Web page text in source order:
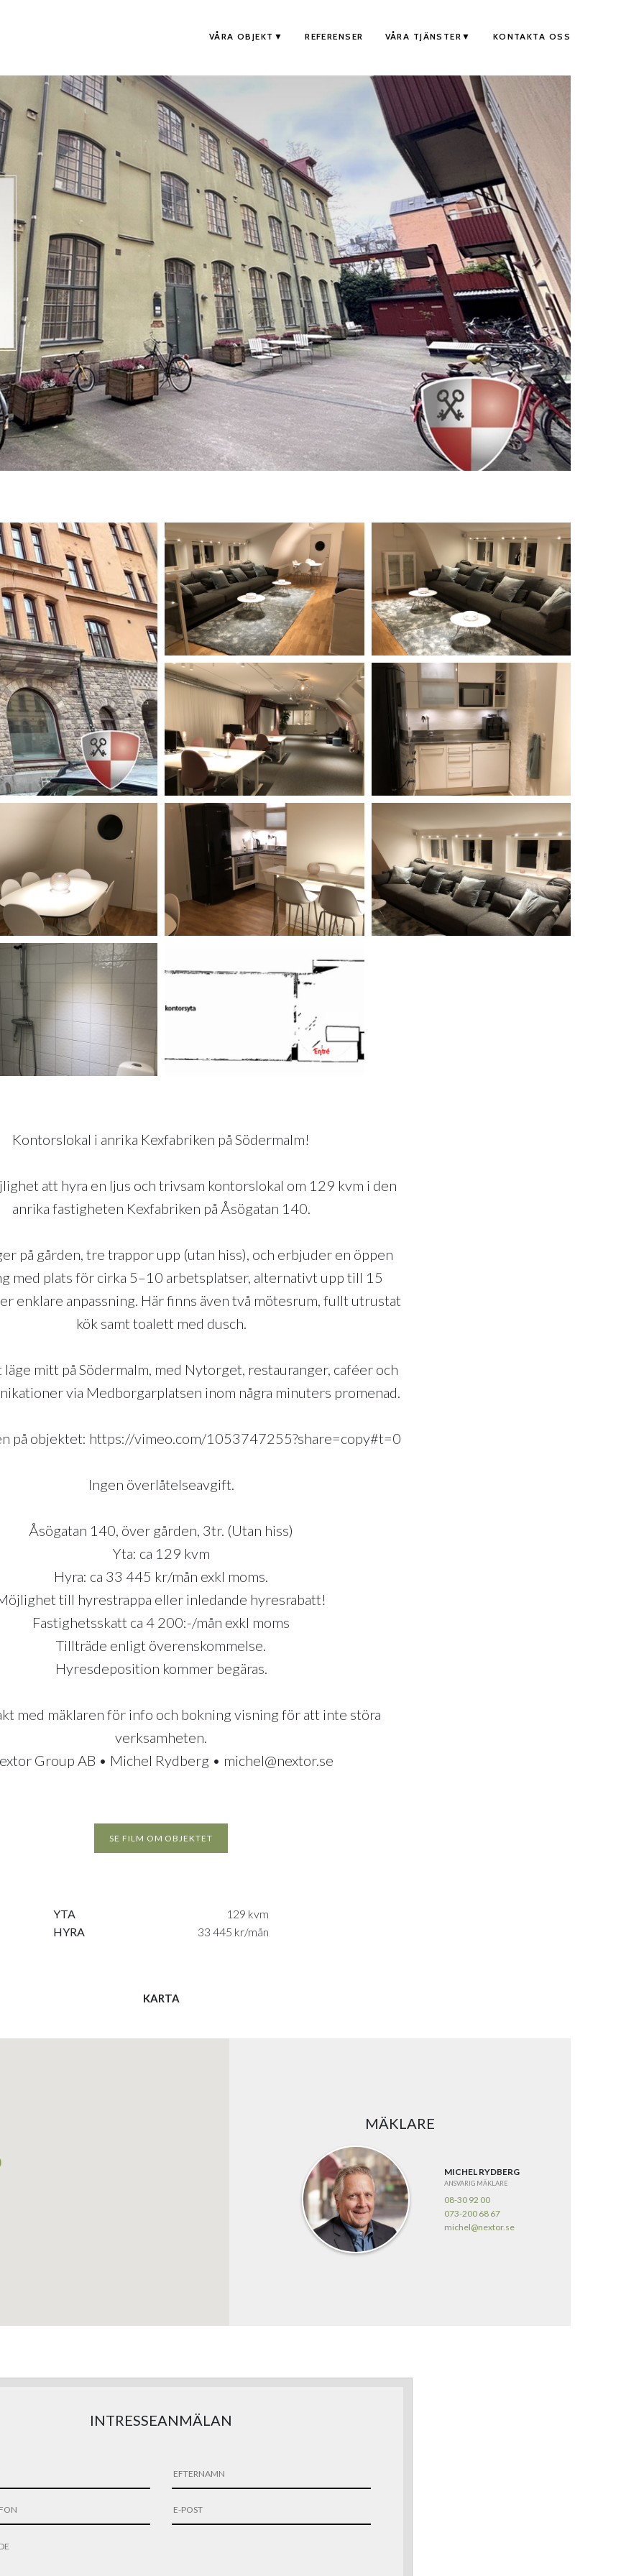
VÅRA OBJEKT REFERENSER VÅRA TJÄNSTER KONTAKTA OSS
Kontorslokal i anrika Kexfabriken på Södermalm!
att hyra en ljus och trivsam kontorslokal om 129 kvm i den
anrika fastigheten Kexfabriken på Åsögatan 140.
på gården, tre trappor upp (utan hiss), och erbjuder en öppen
med plats för cirka 5–10 arbetsplatser, alternativt upp till 15
enklare anpassning. Här finns även två mötesrum, fullt utrustat
kök samt toalett med dusch.
mitt på Södermalm, med Nytorget, restauranger, caféer och
via Medborgarplatsen inom några minuters promenad.
på objektet: https://vimeo.com/1053747255?share=copy#t=0
Ingen överlåtelseavgift.
Åsögatan 140, över gården, 3tr. (Utan hiss)
Yta: ca 129 kvm
Hyra: ca 33 445 kr/mån exkl moms.
till hyrestrappa eller inledande hyresrabatt!
Fastighetsskatt ca 4 200:-/mån exkl moms
Tillträde enligt överenskommelse.
Hyresdeposition kommer begäras.
med mäklaren för info och bokning visning för att inte störa
verksamheten.
Group AB • Michel Rydberg • michel@nextor.se
SE FILM OM OBJEKTET
YTA
129 kvm
HYRA
33 445 kr/mån
KARTA
MÄKLARE
MICHEL RYDBERG
ANSVARIG MÄKLARE
08-30 92 00
073-200 68 67
michel@nextor.se
INTRESSEANMÄLAN